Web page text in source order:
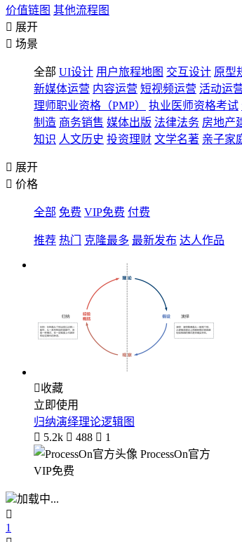
价值链图 其他流程图
 展开
 场景
全部 UI设计 用户旅程地图 交互设计 原型
新媒体运营 内容运营 短视频运营 活动运
理师职业资格（PMP）
执业医师资格考试
制造 商务销售 媒体出版 法律法务 房地产
知识 人文历史 投资理财 文学名著 亲子家
 展开
 价格
全部 免费 VIP免费 付费
推荐 热门 克隆最多 最新发布 达人作品
收藏
立即使用
归纳演绎理论逻辑图
 5.2k  488  1
ProcessOn官方
VIP免费
加载中...

1